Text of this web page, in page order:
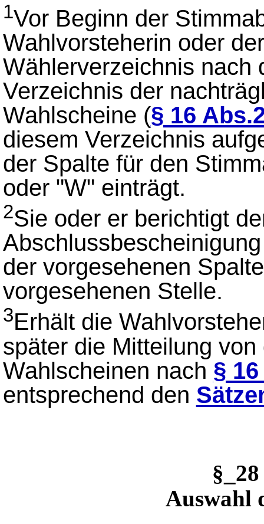
1Vor Beginn der
Wahlvorsteherin oder
Wählerverzeichnis nach
Verzeichnis der
Wahlscheine (§ 16
diesem Verzeichnis
der Spalte für den
oder "W" einträgt.
2Sie oder er berichtigt
der vorgesehenen
vorgesehenen Stelle.
3Erhält die
später die Mitteilung
Wahlscheinen nach §
entsprechend den
Auswahl